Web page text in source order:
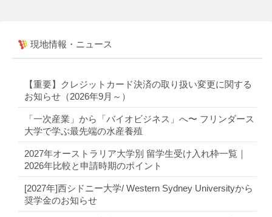
現地情報・ニュース
【重要】クレジットカード決済の取り扱い変更に関する
お知らせ（2026年9月～）
「一次産業」から「バイオビジネス」へ〜 フリンダース
大学で学ぶ最先端の水産養殖
2027年オーストラリア大学別 留学生受け入れ枠一覧｜
2026年比較と申請時期のポイント
[2027年]西シドニー大学/ Western Sydney Universityから
奨学金のお知らせ